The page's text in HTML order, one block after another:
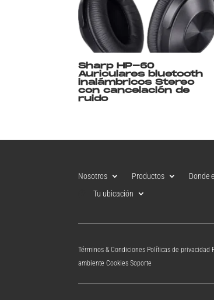
Sharp HP-60
Auriculares bluetooth
inalámbricos Stereo
con cancelación de
ruido
Nosotros Productos Donde
Tu ubicación
Términos & Condiciones Políticas de
ambiente Cookies Soporte